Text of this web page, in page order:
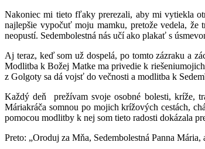
Nakoniec mi tieto fľaky prerezali, aby mi vytiekla
najlepšie vypočuť moju mamku, pretože vedela,
neopustí. Sedembolestná nás učí ako plakať s
Aj teraz, keď som už dospelá, po tomto zázraku a
Modlitba k Božej Matke ma privedie k
z Golgoty sa dá vojsť do večnosti a modlitba k
Každý deň prežívam svoje osobné bolesti, kríže,
Máriakráča somnou po mojich krížových cestách,
pomocou modlitby k nej som tieto radosti dokázala
Preto: „Oroduj za Mňa, Sedembolestná Panna